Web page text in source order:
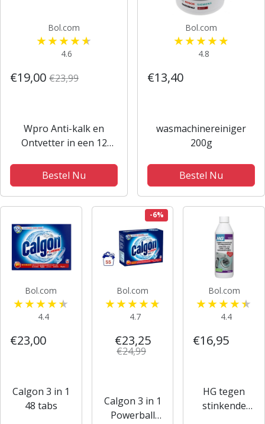
Bol.com
4.6
€19,00 €23,99
Wpro Anti-kalk en
Ontvetter in een 12
Vaatwasmachine
Bestel Nu
Bol.com
4.8
€13,40
wasmachinereiniger
200g
Bestel Nu
Bol.com
4.4
€23,00
Calgon 3 in 1
48 tabs
-6%
Bol.com
4.7
€23,25
€24,99
Calgon 3 in 1
Powerball
Bol.com
4.4
€16,95
HG tegen
stinkende